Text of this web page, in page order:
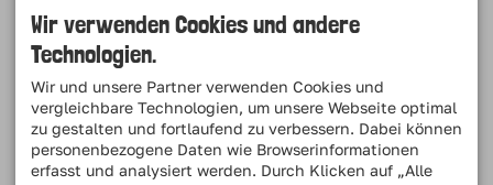
+49 (0) 8323 - 96 05 80
E-Mail:
info@alpsee-
bergwelt.de
Ticket-Shop
Wir verwenden Cookies und andere
Technologien.
Wir und unsere Partner verwenden Cookies und
vergleichbare Technologien, um unsere Webseite optimal
zu gestalten und fortlaufend zu verbessern. Dabei können
personenbezogene Daten wie Browserinformationen
erfasst und analysiert werden. Durch Klicken auf „Alle